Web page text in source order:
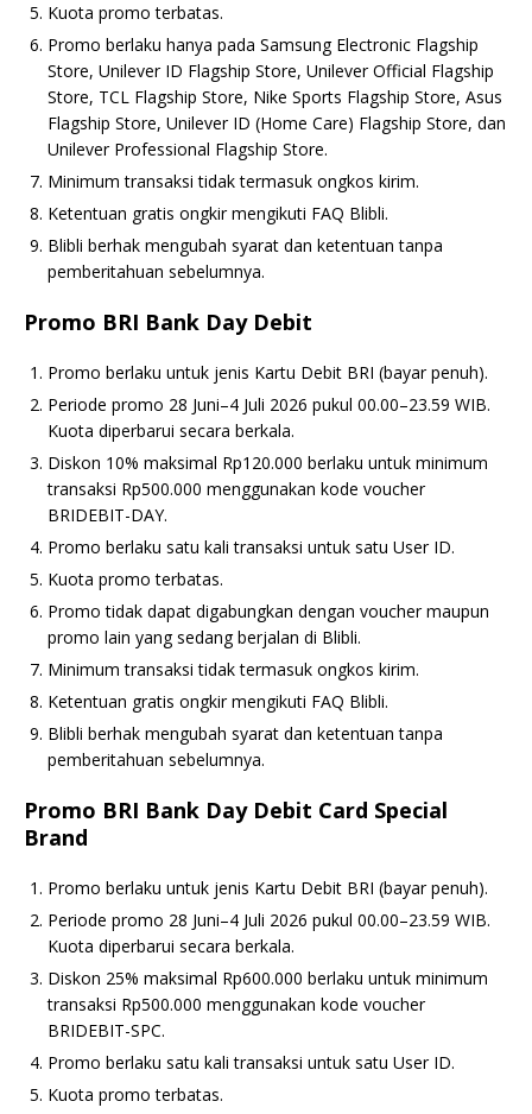
Kuota promo terbatas.
Promo berlaku hanya pada Samsung Electronic Flagship
Store, Unilever ID Flagship Store, Unilever Official Flagship
Store, TCL Flagship Store, Nike Sports Flagship Store, Asus
Flagship Store, Unilever ID (Home Care) Flagship Store, dan
Unilever Professional Flagship Store.
Minimum transaksi tidak termasuk ongkos kirim.
Ketentuan gratis ongkir mengikuti FAQ Blibli.
Blibli berhak mengubah syarat dan ketentuan tanpa
pemberitahuan sebelumnya.
Promo BRI Bank Day Debit
Promo berlaku untuk jenis Kartu Debit BRI (bayar penuh).
Periode promo 28 Juni–4 Juli 2026 pukul 00.00–23.59 WIB.
Kuota diperbarui secara berkala.
Diskon 10% maksimal Rp120.000 berlaku untuk minimum
transaksi Rp500.000 menggunakan kode voucher
BRIDEBIT-DAY.
Promo berlaku satu kali transaksi untuk satu User ID.
Kuota promo terbatas.
Promo tidak dapat digabungkan dengan voucher maupun
promo lain yang sedang berjalan di Blibli.
Minimum transaksi tidak termasuk ongkos kirim.
Ketentuan gratis ongkir mengikuti FAQ Blibli.
Blibli berhak mengubah syarat dan ketentuan tanpa
pemberitahuan sebelumnya.
Promo BRI Bank Day Debit Card Special
Brand
Promo berlaku untuk jenis Kartu Debit BRI (bayar penuh).
Periode promo 28 Juni–4 Juli 2026 pukul 00.00–23.59 WIB.
Kuota diperbarui secara berkala.
Diskon 25% maksimal Rp600.000 berlaku untuk minimum
transaksi Rp500.000 menggunakan kode voucher
BRIDEBIT-SPC.
Promo berlaku satu kali transaksi untuk satu User ID.
Kuota promo terbatas.